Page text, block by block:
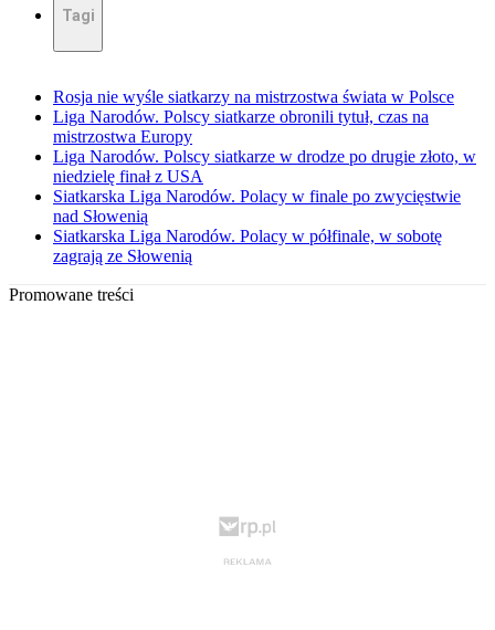
Tagi
Rosja nie wyśle siatkarzy na mistrzostwa świata w Polsce
Liga Narodów. Polscy siatkarze obronili tytuł, czas na
mistrzostwa Europy
Liga Narodów. Polscy siatkarze w drodze po drugie złoto, w
niedzielę finał z USA
Siatkarska Liga Narodów. Polacy w finale po zwycięstwie
nad Słowenią
Siatkarska Liga Narodów. Polacy w półfinale, w sobotę
zagrają ze Słowenią
Promowane treści